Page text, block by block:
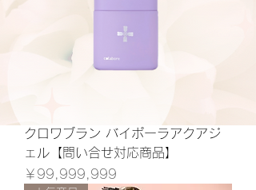
クロワブラン バイポーラアクアジ
ェル【問い合せ対応商品】
価格
￥99,999,999